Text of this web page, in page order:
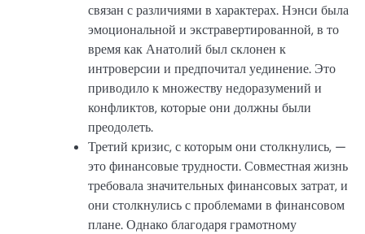
связан с различиями в характерах. Нэнси была
эмоциональной и экстравертированной, в то
время как Анатолий был склонен к
интроверсии и предпочитал уединение. Это
приводило к множеству недоразумений и
конфликтов, которые они должны были
преодолеть.
Третий кризис, с которым они столкнулись, —
это финансовые трудности. Совместная жизнь
требовала значительных финансовых затрат, и
они столкнулись с проблемами в финансовом
плане. Однако благодаря грамотному